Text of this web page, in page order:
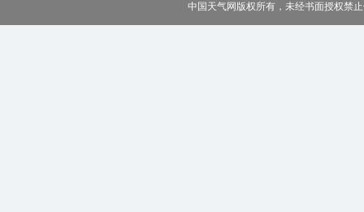
中国天气网版权所有，未经书面授权